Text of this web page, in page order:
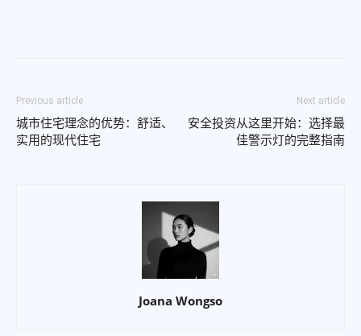
Previous article
城市住宅理念的优势：舒适、
实用的现代住宅
Next article
安全投资从这里开始：选择最
佳警示灯的完整指南
Joana Wongso